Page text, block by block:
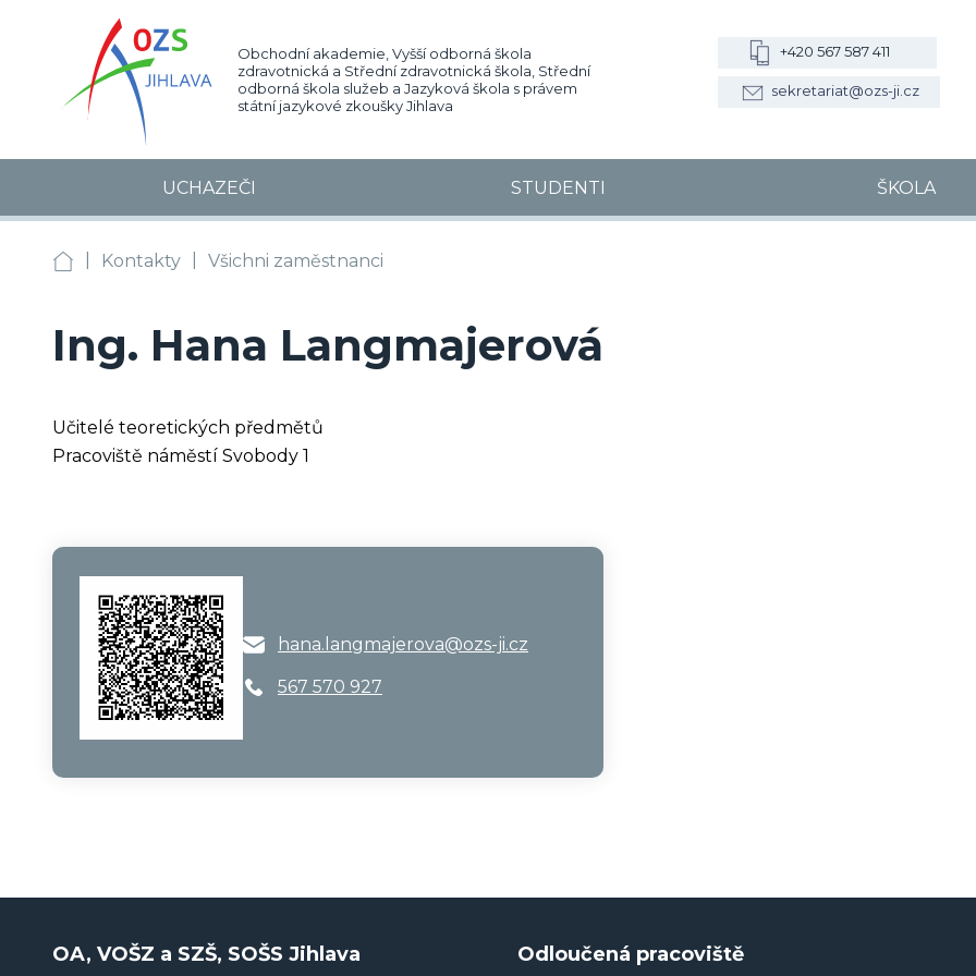
Obchodní akademie, Vyšší odborná škola
zdravotnická a Střední zdravotnická škola, Střední
odborná škola služeb a Jazyková škola s právem
státní jazykové zkoušky Jihlava
+420 567 587 411
sekretariat@ozs-ji.cz
UCHAZEČI STUDENTI ŠKOLA
OA, VOŠZ a SZŠ, SOŠS Jihlava
Kontakty Všichni zaměstnanci
Ing. Hana Langmajerová
Učitelé teoretických předmětů
Pracoviště náměstí Svobody 1
hana.langmajerova@ozs-ji.cz
567 570 927
OA, VOŠZ a SZŠ, SOŠS Jihlava Odloučená pracoviště